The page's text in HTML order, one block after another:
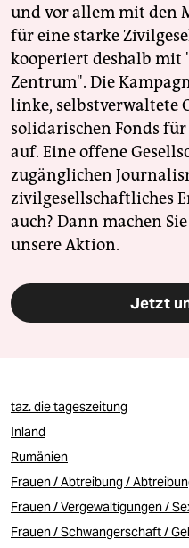
und vor allem mit den
für eine starke
kooperiert deshalb mit
Zentrum". Die
linke, selbstverwaltete
solidarischen Fonds
auf. Eine offene
zugänglichen
zivilgesellschaftliches
auch? Dann machen
unsere Aktion.
Jetzt
taz. die tageszeitung
Inland
Rumänien
Frauen / Abtreibung /
Frauen / Vergewaltigungen /
Frauen / Schwangerschaft /